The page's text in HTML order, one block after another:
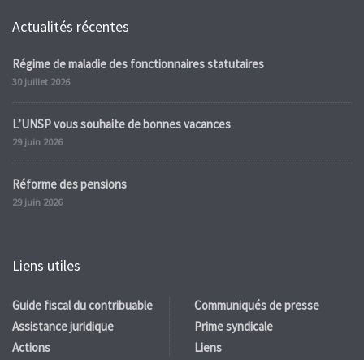
Actualités récentes
Régime de maladie des fonctionnaires statutaires
30 juillet 2026
L’UNSP vous souhaite de bonnes vacances
29 juin 2026
Réforme des pensions
29 juin 2026
Liens utiles
Guide fiscal du contribuable
Assistance juridique
Actions
Communiqués de presse
Prime syndicale
Liens